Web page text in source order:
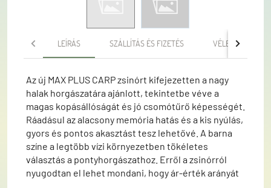
LEÍRÁS SZÁLLÍTÁS ÉS FIZETÉS VÉLEMÉNYEK
Az új MAX PLUS CARP zsinórt kifejezetten a nagy
halak horgászatára ajánlott, tekintetbe véve a
magas kopásállóságát és jó csomótűrő képességét.
Ráadásul az alacsony memória hatás és a kis nyúlás,
gyors és pontos akasztást tesz lehetővé. A barna
színe a legtöbb vízi környezetben tökéletes
választás a pontyhorgászathoz. Erről a zsinórról
nyugodtan el lehet mondani, hogy ár-érték arányát